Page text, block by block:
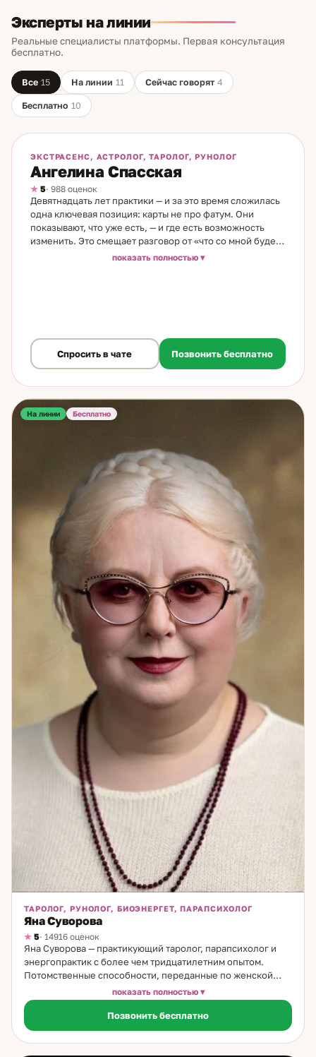
Эксперты на линии
Реальные специалисты платформы. Первая консультация
бесплатно.
Все 15 На линии 11 Сейчас говорят 4
Бесплатно 10
ЭКСТРАСЕНС, АСТРОЛОГ, ТАРОЛОГ, РУНОЛОГ
Ангелина Спасская
5· 988 оценок
Девятнадцать лет практики — и за это время сложилась
одна ключевая позиция: карты не про фатум. Они
показывают, что уже есть, — и где есть возможность
изменить. Это смещает разговор от «что со мной будет»
к «что я могу сделать». Я таролог и рунолог. Пришла в
разбираем ситуацию конкретно: что происходит, какие
шаги реально приведут к результату, где источник того,
конфликтами, с карьерой и финансами, с
предназначением и влиянием внешних факторов.
Перемены пугают — но именно в этот момент важна
показать полностью
Спросить в чате Позвонить бесплатно
На линии Бесплатно
ТАРОЛОГ, РУНОЛОГ, БИОЭНЕРГЕТ, ПАРАПСИХОЛОГ
Яна Суворова
5· 14916 оценок
Яна Суворова — практикующий таролог, парапсихолог и
энергопрактик с более чем тридцатилетним опытом.
Потомственные способности, переданные по женской
линии, позволили ей с юности развить тонкое восприятие
энергий и глубоко понимать внутренние процессы
человека. Уже с 14 лет Яна работала с картами Таро, умела
точно видеть причинно-следственные связи и помогала
людям находить выход из самых сложных ситуаций.
показать полностью
Позвонить бесплатно